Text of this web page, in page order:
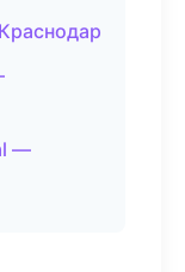
—